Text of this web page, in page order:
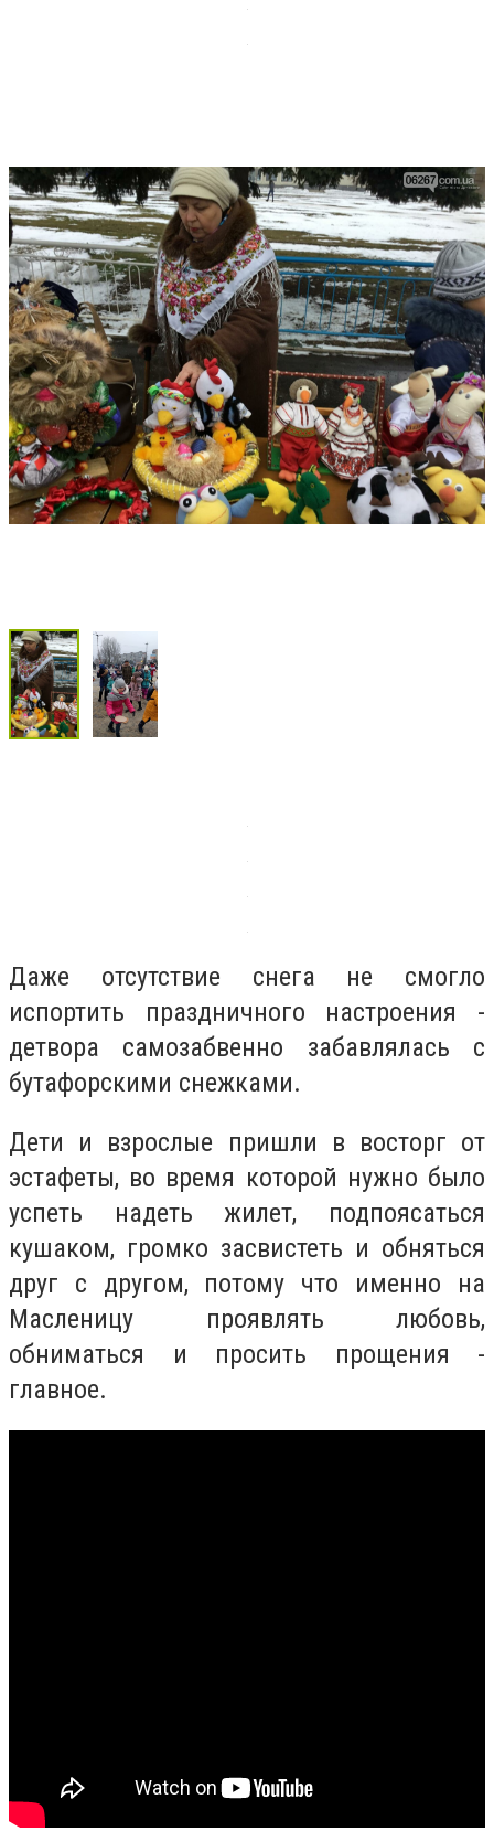
Даже отсутствие снега не смогло
испортить праздничного настроения -
детвора самозабвенно забавлялась с
бутафорскими снежками.
Дети и взрослые пришли в восторг от
эстафеты, во время которой нужно было
успеть надеть жилет, подпоясаться
кушаком, громко засвистеть и обняться
друг с другом, потому что именно на
Масленицу проявлять любовь,
обниматься и просить прощения -
главное.